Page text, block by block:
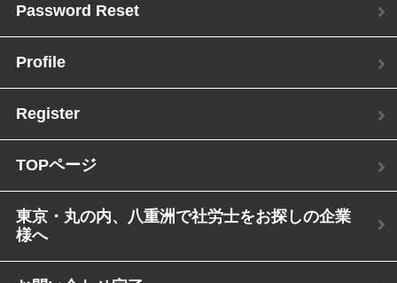
Password Reset
Profile
Register
TOPページ
東京・丸の内、八重洲で社労士をお探しの企業
様へ